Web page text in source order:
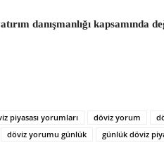
danışmanlığı kapsamında
piyasası yorumları döviz yorum
döviz yorumu günlük
günlük döviz